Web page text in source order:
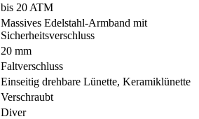
bis 20 ATM
Massives Edelstahl-Armband mit
Sicherheitsverschluss
20 mm
Faltverschluss
Einseitig drehbare Lünette, Keramiklünette
Verschraubt
Diver